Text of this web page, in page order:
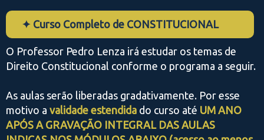
✦ Curso Completo de CONSTITUCIONAL
O Professor Pedro Lenza irá estudar os temas de
Direito Constitucional conforme o programa a seguir.
As aulas serão liberadas gradativamente. Por esse
motivo a validade estendida do curso até UM ANO
APÓS A GRAVAÇÃO INTEGRAL DAS AULAS